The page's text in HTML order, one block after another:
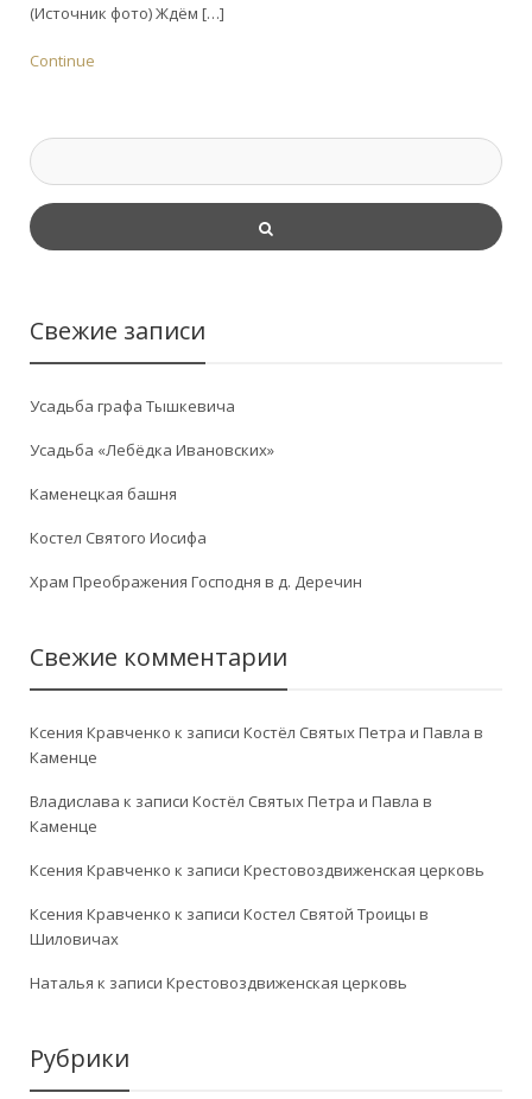
(Источник фото) Ждём […]
Continue
Свежие записи
Усадьба графа Тышкевича
Усадьба «Лебёдка Ивановских»
Каменецкая башня
Костел Святого Иосифа
Храм Преображения Господня в д. Деречин
Свежие комментарии
Ксения Кравченко к записи Костёл Святых Петра и Павла в
Каменце
Владислава к записи Костёл Святых Петра и Павла в
Каменце
Ксения Кравченко к записи Крестовоздвиженская церковь
Ксения Кравченко к записи Костел Святой Троицы в
Шиловичах
Наталья к записи Крестовоздвиженская церковь
Рубрики